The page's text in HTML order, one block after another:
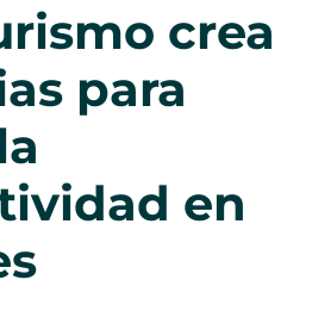
crea
para
en